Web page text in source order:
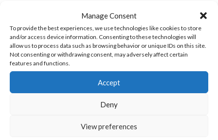
Manage Consent
To provide the best experiences, we use technologies like cookies to store
and/or access device information. Consenting to these technologies will
allow us to process data such as browsing behavior or unique IDs on this site.
Not consenting or withdrawing consent, may adversely affect certain
features and functions.
Accept
Deny
View preferences
TCP
Client
oder
Stromversorgungskabel
W
– ACE-GTW-4G mit MQTT und 4G ≃ 1,45 W
– ACE-GTW-4G mit MQTT und 4G + ACE PLC
≃ 1,80 W
– ACE-GTW-4G mit MQTT und 4G + USB-
RS485-Konverter ≃ 1,70 W
1 Ethernet-LAN-Anschluss Auto MDI/MDIX
PPPoE, dynamische IP, DHCP